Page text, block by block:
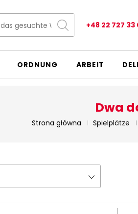
+48 22 727 33
ORDNUNG ARBEIT
Dwa
Strona główna Spielplätze